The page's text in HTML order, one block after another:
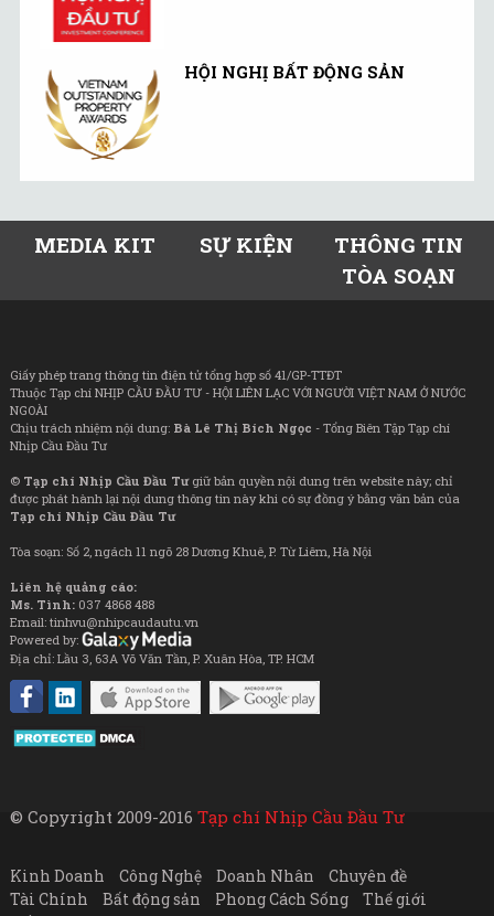
HỘI NGHỊ BẤT ĐỘNG SẢN
MEDIA KIT SỰ KIỆN
THÔNG TIN
TÒA SOẠN
Giấy phép trang thông tin điện tử tổng hợp số 41/GP-TTĐT
Thuộc Tạp chí NHỊP CẦU ĐẦU TƯ - HỘI LIÊN LẠC VỚI NGƯỜI VIỆT NAM Ở NƯỚC
NGOÀI
Chịu trách nhiệm nội dung: Bà Lê Thị Bích Ngọc - Tổng Biên Tập Tạp chí
Nhịp Cầu Đầu Tư
© Tạp chí Nhịp Cầu Đầu Tưgiữ bản quyền nội dung trên website này; chỉ
được phát hành lại nội dung thông tin này khi có sự đồng ý bằng văn bản của
Tạp chí Nhịp Cầu Đầu Tư
Tòa soạn: Số 2, ngách 11 ngõ 28 Dương Khuê, P. Từ Liêm, Hà Nội
Liên hệ quảng cáo:
Ms. Tình: 037 4868 488
Email: tinhvu@nhipcaudautu.vn
Powered by:
Địa chỉ: Lầu 3, 63A Võ Văn Tần, P. Xuân Hòa, TP. HCM
© Copyright 2009-2016 Tạp chí Nhịp Cầu Đầu Tư
Kinh Doanh Công Nghệ Doanh Nhân
Chuyên đề
Tài Chính
Bất động sản Phong Cách Sống
Thế giới